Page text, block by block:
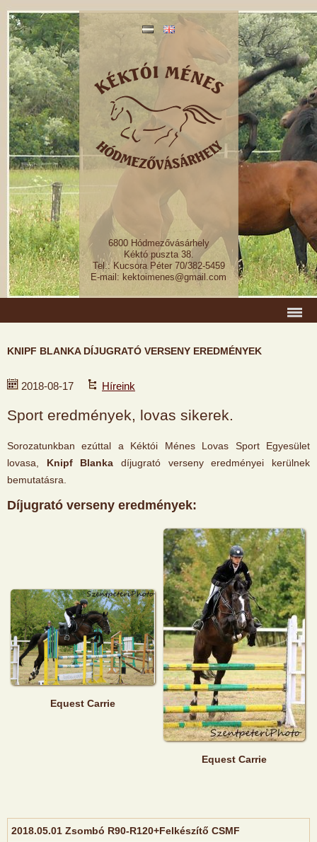
6800 Hódmezővásárhely
Kéktó puszta 38.
Tel.: Kucsora Péter 70/382-5459
E-mail: kektoimenes@gmail.com
KNIPF BLANKA DÍJUGRATÓ VERSENY EREDMÉNYEK
2018-08-17 Híreink
Sport eredmények, lovas sikerek.
Sorozatunkban ezúttal a Kéktói Ménes Lovas Sport Egyesület
lovasa, Knipf Blanka díjugrató verseny eredményei kerülnek
bemutatásra.
Díjugrató verseny eredmények:
Equest Carrie
Equest Carrie
2018.05.01 Zsombó R90-R120+Felkészítő CSMF